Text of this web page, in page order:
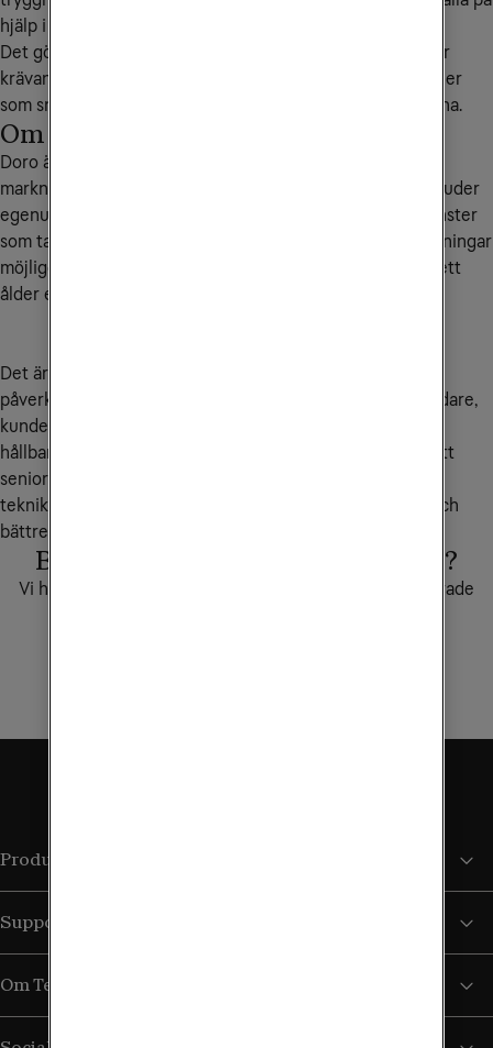
hjälp i en nödsituation.
Det gör mobilerna även lämpliga för dig som arbetar i mer
krävande miljöer, som behöver bära handskar i arbetet eller
som snabbt behöver åtkomst till de viktigaste funktionerna.
Om Doro
Doro är ett seniorfokuserat teknikföretag och europeisk
marknadsledare på mobiltelefoner för seniorer. Doro erbjuder
egenutvecklade senioranpassade mobiltelefoner och tjänster
som tagits fram i Sverige. Genom att erbjuda tekniska lösningar
möjliggör Doro ett aktivt och oberoende liv för alla, oavsett
ålder eller tekniska kunskaper och förutsättningar.
Det är i social hållbarhet i kundledet som Doro har störst
påverkan och verkligen kan göra skillnad, för såväl användare,
kunder som samhälle. Företagets viktigaste bidrag till en
hållbar utveckling är produkter och tjänster som ser till att
seniorer och människor med funktionsnedsättning med
teknikens hjälp kan leva ett mer självständigt, tryggare och
bättre liv.
Behöver du en ny företagstelefon?
Vi har många bra erbjudanden för dig – alltid kombinerade
Produkter och tjänster
Support
Om Tele2